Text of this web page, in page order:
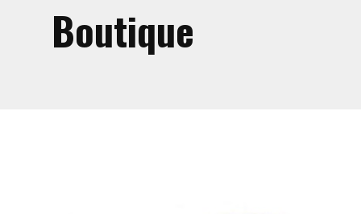
Nouveautés
Boutique